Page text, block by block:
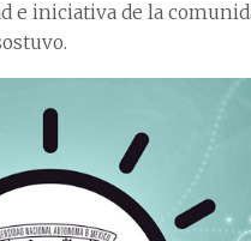
iniciativa de la